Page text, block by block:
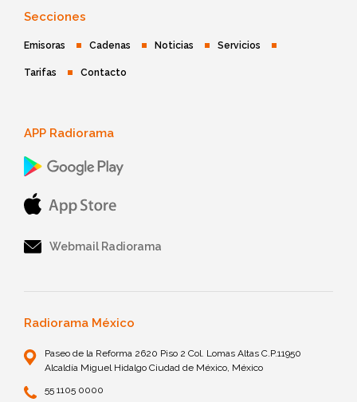
Secciones
Emisoras Cadenas Noticias Servicios
Tarifas Contacto
APP Radiorama
Webmail Radiorama
Radiorama México
Paseo de la Reforma 2620 Piso 2 Col. Lomas Altas C.P.11950
Alcaldía Miguel Hidalgo Ciudad de México, México
55 1105 0000